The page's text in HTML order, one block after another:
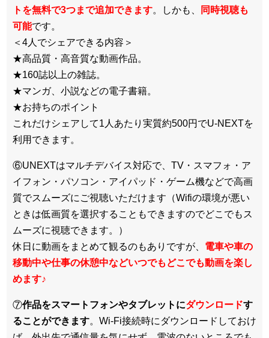
トを無料で3つまで追加できます。しかも、
同時視聴も
可能です。
＜4人でシェアできる内容＞
★高品質・高音質な動画作品。
★160誌以上の雑誌。
★マンガ、小説などの電子書籍。
★お持ちのポイント
これだけシェアして1人あたり実質約500円でU-NEXTを
利用できます。
⑥UNEXTはマルチデバイス対応で、TV・スマフォ・ア
イフォン・パソコン・アイパッド・ゲーム機などで高画
質でスムーズにご視聴いただけます（Wifiの環境が悪い
ときは低画質を選択することもできますのでどこでもス
ムーズに視聴できます。）
休日に動画をまとめて観るのもありですが、 電車や車の
移動中や仕事の休憩中などいつでもどこでも動画を楽し
めます♪
⑦作品をスマートフォンやタブレットにダウンロードす
ることができます。Wi-Fi接続時にダウンロードしておけ